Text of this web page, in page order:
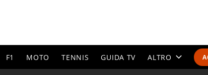
F1 MOTO TENNIS GUIDA TV ALTRO